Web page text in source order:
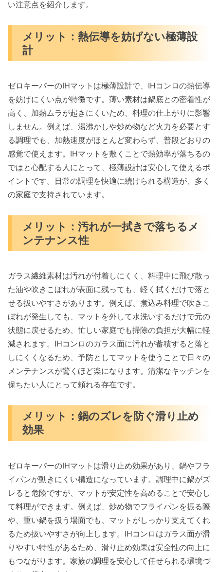
い注意点を紹介します。
メリット：熱伝導を妨げない極薄設
計
ゼロキーパーのIHマットは極薄設計で、IHコンロの熱伝導
を妨げにくい点が特徴です。薄い素材は鍋底との密着性が
高く、加熱ムラが起きにくいため、料理の仕上がりに影響
しません。例えば、湯沸かしや炒め物など火力を必要とす
る調理でも、加熱速度がほとんど変わらず、普段どおりの
感覚で使えます。IHマットを敷くことで熱効率が落ちるの
ではと心配する人にとって、極薄設計は安心して使えるポ
イントです。日常の調理を快適に続けられる構造が、多く
の家庭で支持されています。
メリット：汚れが一拭きで落ちるメ
ンテナンス性
ガラス繊維素材は汚れが付着しにくく、料理中に飛び散っ
た油や吹きこぼれが表面に残っても、軽く拭くだけで落と
せる扱いやすさがあります。例えば、煮込み料理で吹きこ
ぼれが発生しても、マットを外して水洗いするだけで元の
状態に戻せるため、忙しい家庭でも掃除の負担が大幅に軽
減されます。IHコンロのガラス面に汚れが蓄積すると落と
しにくくなるため、予防としてマットを使うことで日々の
メンテナンスが驚くほど楽になります。清潔なキッチンを
保ちたい人にとって頼れる存在です。
メリット：鍋のズレを防ぐ滑り止め
効果
ゼロキーパーのIHマットは滑り止め効果があり、鍋やフラ
イパンが動きにくい構造になっています。調理中に鍋がズ
レると危険ですが、マットが安定性を高めることで安心し
て料理ができます。例えば、炒め物でフライパンを振る際
や、重い鍋を扱う場面でも、マットがしっかり支えてくれ
るため扱いやすさが向上します。IHコンロはガラス面が滑
りやすい特性があるため、滑り止め効果は安全性の向上に
もつながります。家族の調理を安心して任せられる環境づ